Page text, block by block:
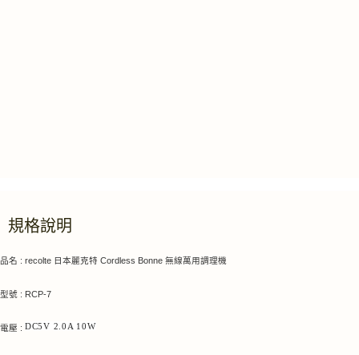
規格說明
品名 : recolte 日本麗克特 Cordless Bonne 無線萬用調理機
型號 : RCP-7
電壓 : DC5V 2.0A 10W